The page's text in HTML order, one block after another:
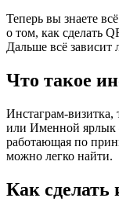
Теперь вы знаете
о том, как сделать
Дальше всё зависит
Что такое
Инстаграм-визитка,
или Именной ярлык
работающая по
можно легко найти.
Как сделать